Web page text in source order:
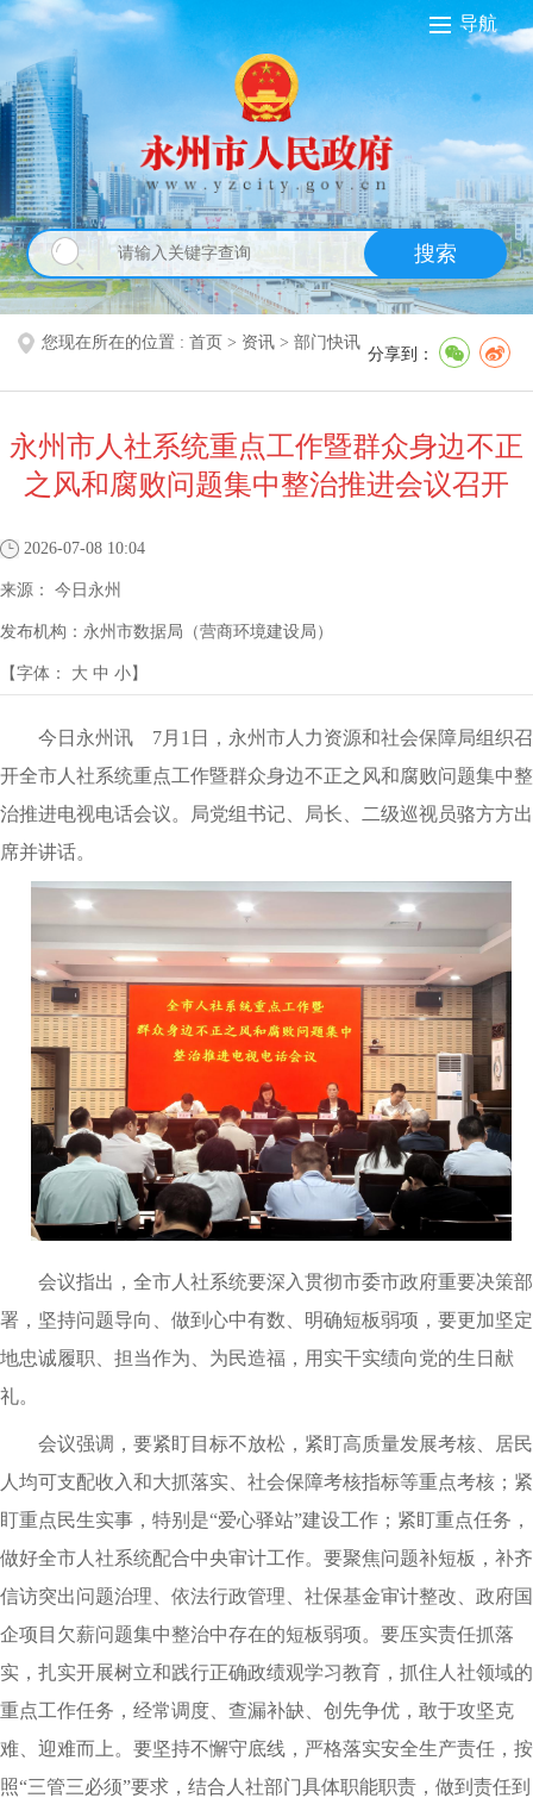
导航
搜索
您现在所在的位置 : 首页 > 资讯 > 部门快讯
分享到：
永州市人社系统重点工作暨群众身边不正
之风和腐败问题集中整治推进会议召开
2026-07-08 10:04
来源： 今日永州
发布机构： 永州市数据局（营商环境建设局）
【字体： 大 中 小】
今日永州讯 7月1日，永州市人力资源和社会保障局组织召
开全市人社系统重点工作暨群众身边不正之风和腐败问题集中整
治推进电视电话会议。局党组书记、局长、二级巡视员骆方方出
席并讲话。
会议指出，全市人社系统要深入贯彻市委市政府重要决策部
署，坚持问题导向、做到心中有数、明确短板弱项，要更加坚定
地忠诚履职、担当作为、为民造福，用实干实绩向党的生日献
礼。
会议强调，要紧盯目标不放松，紧盯高质量发展考核、居民
人均可支配收入和大抓落实、社会保障考核指标等重点考核；紧
盯重点民生实事，特别是“爱心驿站”建设工作；紧盯重点任务，
做好全市人社系统配合中央审计工作。要聚焦问题补短板，补齐
信访突出问题治理、依法行政管理、社保基金审计整改、政府国
企项目欠薪问题集中整治中存在的短板弱项。要压实责任抓落
实，扎实开展树立和践行正确政绩观学习教育，抓住人社领域的
重点工作任务，经常调度、查漏补缺、创先争优，敢于攻坚克
难、迎难而上。要坚持不懈守底线，严格落实安全生产责任，按
照“三管三必须”要求，结合人社部门具体职能职责，做到责任到